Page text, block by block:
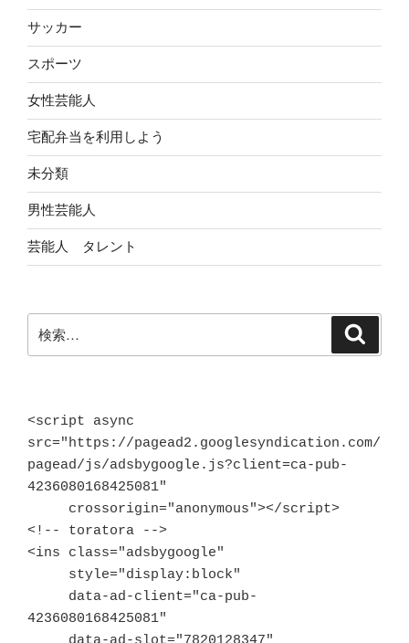
サッカー
スポーツ
女性芸能人
宅配弁当を利用しよう
未分類
男性芸能人
芸能人 タレント
索:
<script async
src="https://pagead2.googlesyndication.com/
pagead/js/adsbygoogle.js?client=ca-pub-
4236080168425081"
<!-- toratora -->
<ins class="adsbygoogle"
4236080168425081"